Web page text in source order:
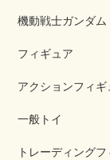
機動戦士ガンダ
フィギュア
アクションフィギ
一般トイ
トレーディング